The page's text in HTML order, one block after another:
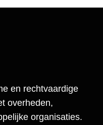
en rechtvaardige
overheden,
organisaties.